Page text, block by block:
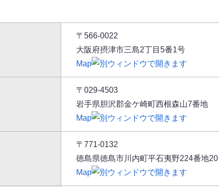
〒566-0022
大阪府摂津市三島2丁目5番1号
Map
〒029-4503
岩手県胆沢郡金ケ崎町西根森山7番地
Map
〒771-0132
徳島県徳島市川内町平石夷野224番地20
Map